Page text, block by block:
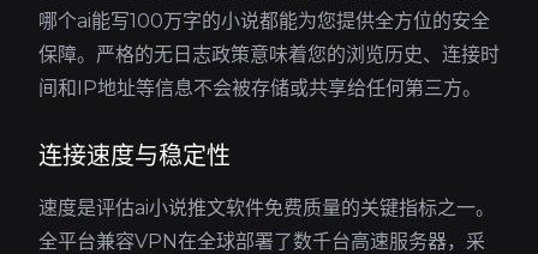
哪个ai能写100万字的小说都能为您提供全方位的安全
保障。严格的无日志政策意味着您的浏览历史、连接时
间和IP地址等信息不会被存储或共享给任何第三方。
连接速度与稳定性
速度是评估ai小说推文软件免费质量的关键指标之一。
全平台兼容VPN在全球部署了数千台高速服务器，采